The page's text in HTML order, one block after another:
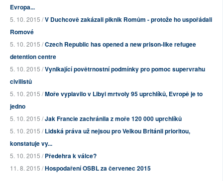
Evropa...
5. 10. 2015 /V Duchcově zakázali piknik Romům - protože ho uspořádali
Romové
5. 10. 2015 /Czech Republic has opened a new prison-like refugee
detention centre
5. 10. 2015 /Vynikající povětrnostní podmínky pro pomoc supervrahu
civilistů
5. 10. 2015 /Moře vyplavilo v Libyi mrtvoly 95 uprchlíků, Evropě je to
jedno
5. 10. 2015 /Jak Francie zachránila z moře 120 000 uprchlíků
5. 10. 2015 /Lidská práva už nejsou pro Velkou Británii prioritou,
konstatuje vy...
5. 10. 2015 /Předehra k válce?
11. 8. 2015 /Hospodaření OSBL za červenec 2015